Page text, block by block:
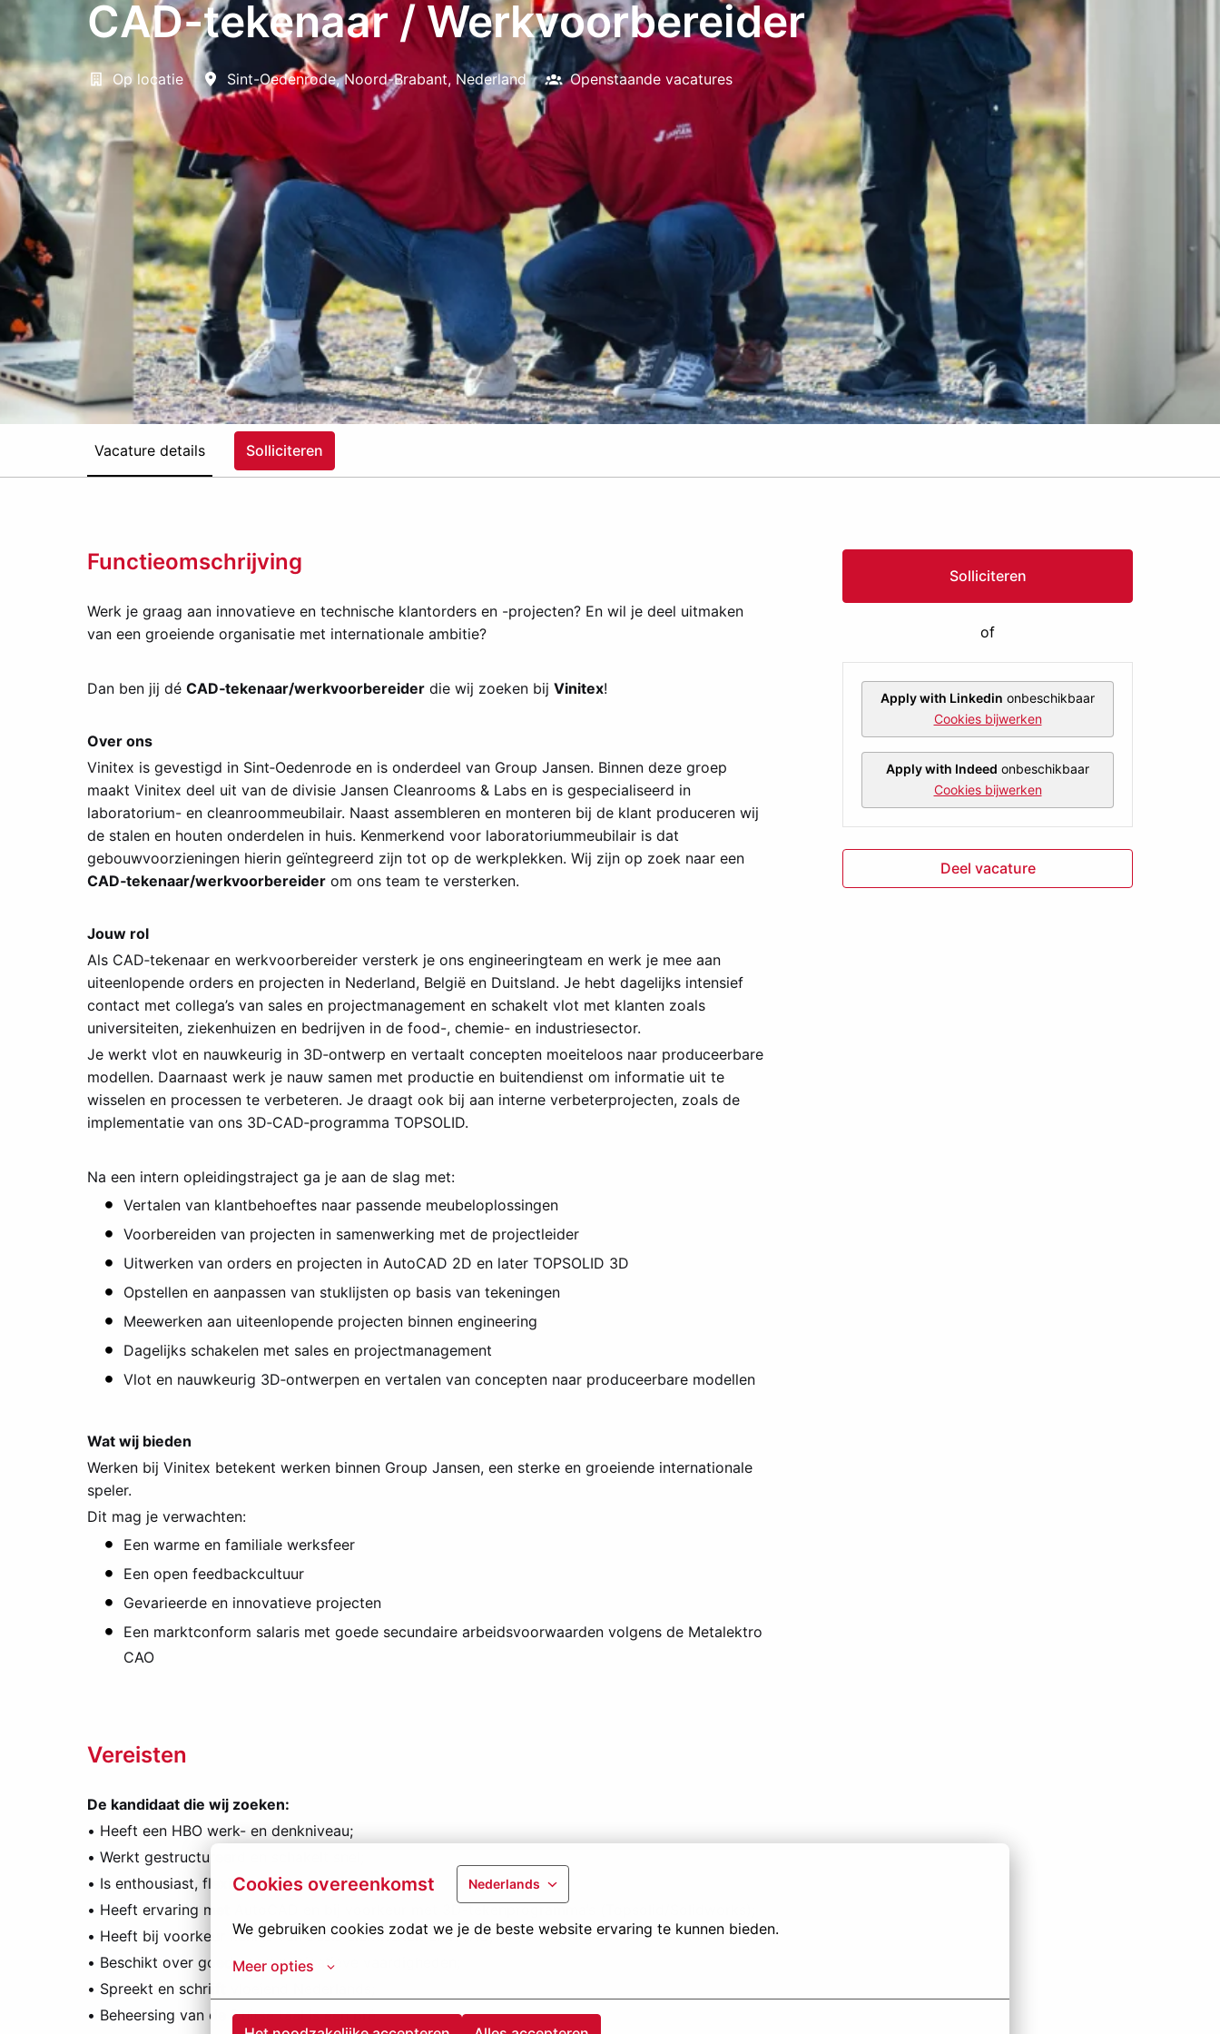
Cookies overeenkomst Nederlands
We gebruiken cookies zodat we je de beste website ervaring te kunnen bieden.
Meer opties
CAD-tekenaar / Werkvoorbereider
Op locatie Sint-Oedenrode, Noord-Brabant, Nederland Openstaande vacatures
Vacature details Solliciteren
Functieomschrijving
Werk je graag aan innovatieve en technische klantorders en -projecten? En wil je deel uitmaken
van een groeiende organisatie met internationale ambitie?
Dan ben jij dé CAD‑tekenaar/werkvoorbereider die wij zoeken bij Vinitex!
Over ons
Vinitex is gevestigd in Sint‑Oedenrode en is onderdeel van Group Jansen. Binnen deze groep
maakt Vinitex deel uit van de divisie Jansen Cleanrooms & Labs en is gespecialiseerd in
laboratorium- en cleanroommeubilair. Naast assembleren en monteren bij de klant produceren wij
de stalen en houten onderdelen in huis. Kenmerkend voor laboratoriummeubilair is dat
gebouwvoorzieningen hierin geïntegreerd zijn tot op de werkplekken. Wij zijn op zoek naar een
CAD‑tekenaar/werkvoorbereider om ons team te versterken.
Jouw rol
Als CAD‑tekenaar en werkvoorbereider versterk je ons engineeringteam en werk je mee aan
uiteenlopende orders en projecten in Nederland, België en Duitsland. Je hebt dagelijks intensief
contact met collega’s van sales en projectmanagement en schakelt vlot met klanten zoals
universiteiten, ziekenhuizen en bedrijven in de food-, chemie- en industriesector.
Je werkt vlot en nauwkeurig in 3D‑ontwerp en vertaalt concepten moeiteloos naar produceerbare
modellen. Daarnaast werk je nauw samen met productie en buitendienst om informatie uit te
wisselen en processen te verbeteren. Je draagt ook bij aan interne verbeterprojecten, zoals de
implementatie van ons 3D‑CAD‑programma TOPSOLID.
Na een intern opleidingstraject ga je aan de slag met:
Vertalen van klantbehoeftes naar passende meubeloplossingen
Voorbereiden van projecten in samenwerking met de projectleider
Uitwerken van orders en projecten in AutoCAD 2D en later TOPSOLID 3D
Opstellen en aanpassen van stuklijsten op basis van tekeningen
Meewerken aan uiteenlopende projecten binnen engineering
Dagelijks schakelen met sales en projectmanagement
Vlot en nauwkeurig 3D‑ontwerpen en vertalen van concepten naar produceerbare modellen
Wat wij bieden
Werken bij Vinitex betekent werken binnen Group Jansen, een sterke en groeiende internationale
speler.
Dit mag je verwachten:
Een warme en familiale werksfeer
Een open feedbackcultuur
Gevarieerde en innovatieve projecten
Een marktconform salaris met goede secundaire arbeidsvoorwaarden volgens de Metalektro
CAO
Vereisten
De kandidaat die wij zoeken:
• Heeft een HBO werk- en denkniveau;
• Werkt gestructureerd en schakelt snel;
• Is enthousiast, flexibel en gedreven;
• Heeft ervaring met AutoCAD en bij voorkeur met 3D-tekenprogramma’s (Topsolid/Solidworks);
• Heeft bij voorkeur kennis van basis elektriciteit en HVAC;
• Beschikt over goede communicatieve vaardigheden;
• Spreekt en schrijft vloeiend Nederlands;
• Beheersing van de Duitse taal is een pré.
Solliciteren
of
Apply with Linkedin onbeschikbaar
Cookies bijwerken
Apply with Indeed onbeschikbaar
Cookies bijwerken
Deel vacature